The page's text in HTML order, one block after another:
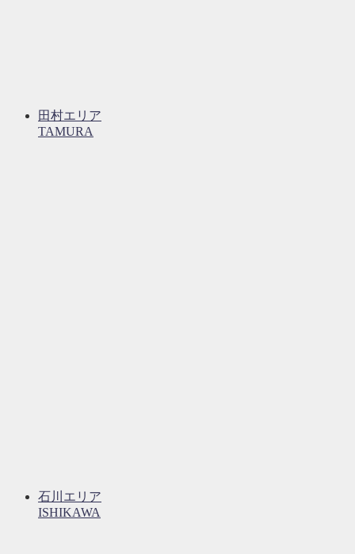
田村エリア
TAMURA
石川エリア
ISHIKAWA